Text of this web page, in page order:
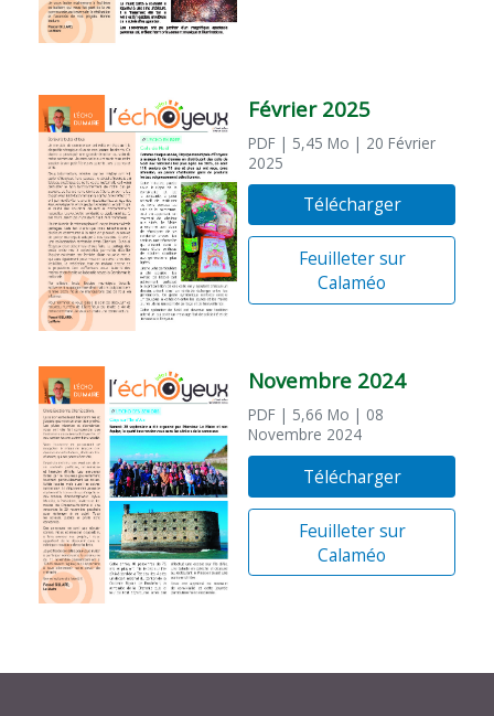
Février 2025
PDF | 5,45 Mo | 20 Février
2025
Télécharger
Feuilleter sur
Calaméo
Novembre 2024
PDF | 5,66 Mo | 08
Novembre 2024
Télécharger
Feuilleter sur
Calaméo